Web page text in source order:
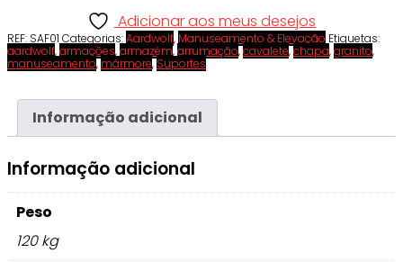
Adicionar aos meus desejos
REF: SAF01 Categorias:Aardwolf, Manuseamento & Elevação Etiquetas:
aardwolf,armações,armazém,arrumação,cavalete,chapa,granito,
manuseamento,mármore,Suportes
Informação adicional
Informação adicional
Peso
120 kg